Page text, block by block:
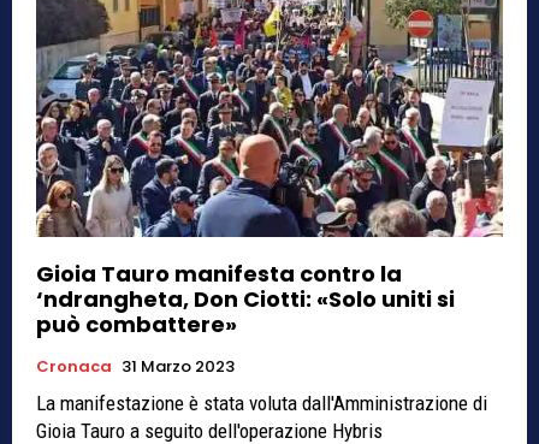
Gioia Tauro manifesta contro la
‘ndrangheta, Don Ciotti: «Solo uniti si
può combattere»
Cronaca 31 Marzo 2023
La manifestazione è stata voluta dall'Amministrazione di
Gioia Tauro a seguito dell'operazione Hybris